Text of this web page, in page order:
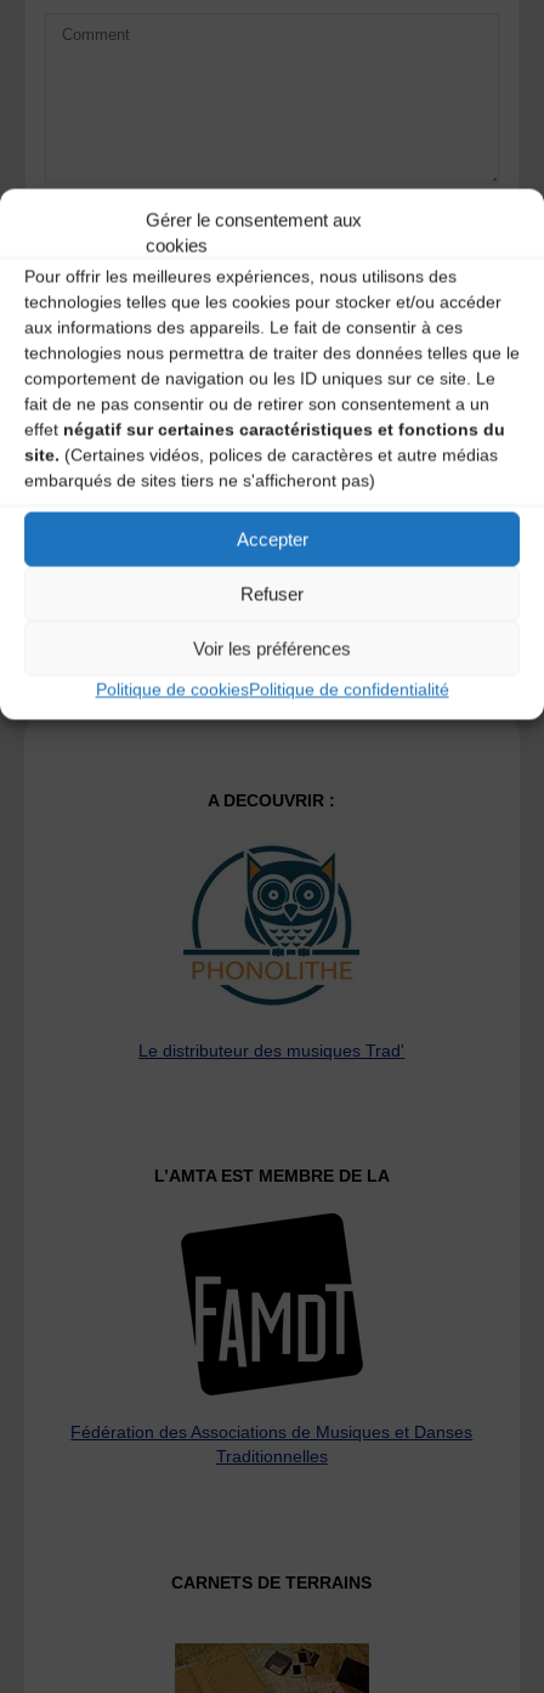
Gérer le consentement aux
cookies
Pour offrir les meilleures expériences, nous utilisons des
technologies telles que les cookies pour stocker et/ou accéder
aux informations des appareils. Le fait de consentir à ces
technologies nous permettra de traiter des données telles que le
comportement de navigation ou les ID uniques sur ce site. Le
fait de ne pas consentir ou de retirer son consentement a un
effet négatif sur certaines caractéristiques et fonctions du
site. (Certaines vidéos, polices de caractères et autre médias
embarqués de sites tiers ne s'afficheront pas)
Accepter
Refuser
Voir les préférences
Politique de cookiesPolitique de confidentialité
Save my name, email, and site URL in my browser for next
time I post a comment.
commentaires sont traitées.
A DECOUVRIR :
Le distributeur des musiques Trad'
L’AMTA EST MEMBRE DE LA
Fédération des Associations de Musiques et Danses
Traditionnelles
CARNETS DE TERRAINS